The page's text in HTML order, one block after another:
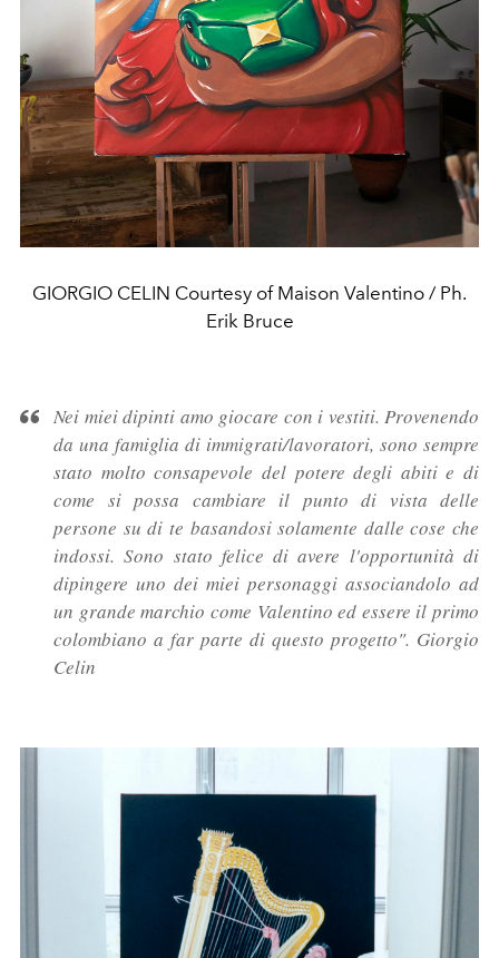
GIORGIO CELIN Courtesy of Maison Valentino / Ph.
Erik Bruce
Nei miei dipinti amo giocare con i vestiti. Provenendo
da una famiglia di immigrati/lavoratori, sono sempre
stato molto consapevole del potere degli abiti e di
come si possa cambiare il punto di vista delle
persone su di te basandosi solamente dalle cose che
indossi. Sono stato felice di avere l'opportunità di
dipingere uno dei miei personaggi associandolo ad
un grande marchio come Valentino ed essere il primo
colombiano a far parte di questo progetto". Giorgio
Celin